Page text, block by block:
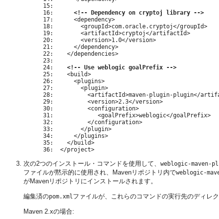
15:
16: <!-- Dependency on cryptoj library -->
17:      <dependency>
18:        <groupId>com.oracle.cryptoj</groupId>
19:        <artifactId>cryptoj</artifactId>
20:        <version>1.0</version>
21:      </dependency>
22:    </dependencies>
23:
24: <!-- Use weblogic goalPrefix -->
25:    <build>
26:      <plugins>
27:        <plugin>
28:          <artifactId>maven-plugin-plugin</
29:          <version>2.3</version>
30:          <configuration>
31:             <goalPrefix>weblogic</goalPrefix>
32:          </configuration>
33:        </plugin>
34:      </plugins>
35:    </build>
次の2つのインストール・コマンドを使用して、 weblogic-maven-
ファイルが黙示的に使用され、Mavenリポジトリ内でweblogic-
がMavenリポジトリにインストールされます。
編集済のpom.xmlファイルが、これらのコマンドの実行先のディレ
Maven 2.xの場合: